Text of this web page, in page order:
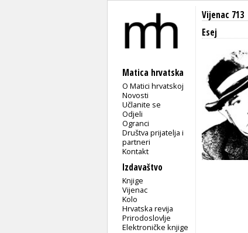
Matica hrvatska
O Matici hrvatskoj
Novosti
Učlanite se
Odjeli
Ogranci
Društva prijatelja i
partneri
Kontakt
Izdavaštvo
Knjige
Vijenac
Kolo
Hrvatska revija
Prirodoslovlje
Elektroničke knjige
Vijenac 713
Esej